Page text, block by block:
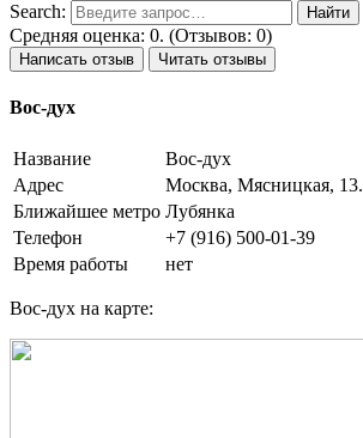
Search:
Средняя оценка: 0. (Отзывов: 0)
Написать отзыв Читать отзывы
Вос-дух
Название
Вос-дух
Адрес
Москва, Мясницкая, 13.
Ближайшее метро Лубянка
Телефон
+7 (916) 500-01-39
Время работы
нет
Вос-дух на карте: